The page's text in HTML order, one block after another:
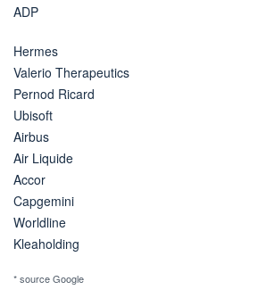
ADP
Hermes
Valerio Therapeutics
Pernod Ricard
Ubisoft
Airbus
Air Liquide
Accor
Capgemini
Worldline
Kleaholding
* source Google